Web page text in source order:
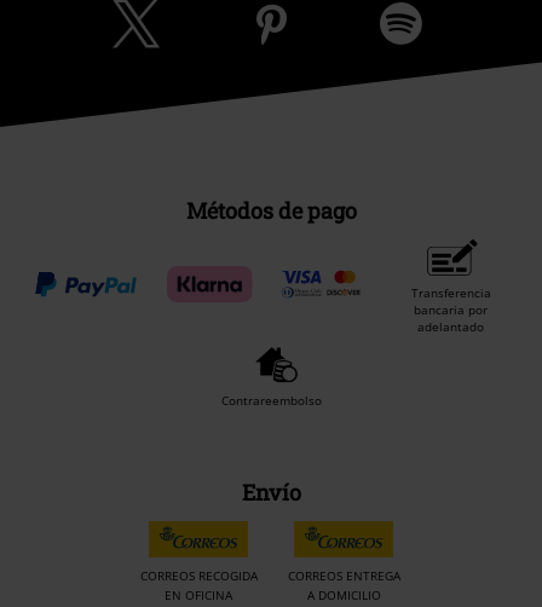
Métodos de pago
Transferencia
bancaria por
adelantado
Contrareembolso
Envío
CORREOS RECOGIDA
EN OFICINA
CORREOS ENTREGA
A DOMICILIO